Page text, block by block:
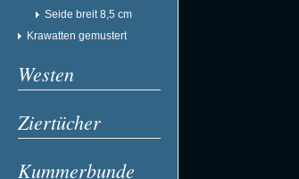
Seide breit 8,5 cm
Krawatten gemustert
Westen
Ziertücher
Kummerbunde